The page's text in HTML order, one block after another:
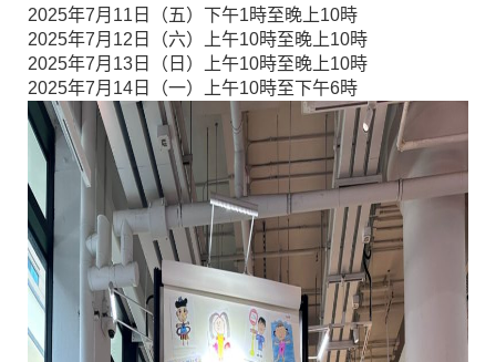
2025年7月11日（五）下午1時至晚上10時
2025年7月12日（六）上午10時至晚上10時
2025年7月13日（日）上午10時至晚上10時
2025年7月14日（一）上午10時至下午6時